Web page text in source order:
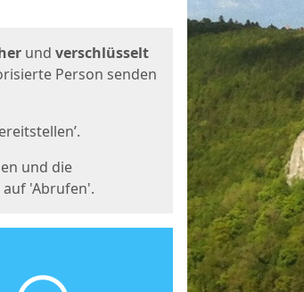
und verschlüsselt
Person senden
und die
'Abrufen'.